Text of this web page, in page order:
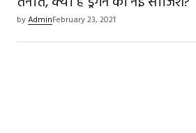
browser for the next time I
byAdminFebruary 23, 2021